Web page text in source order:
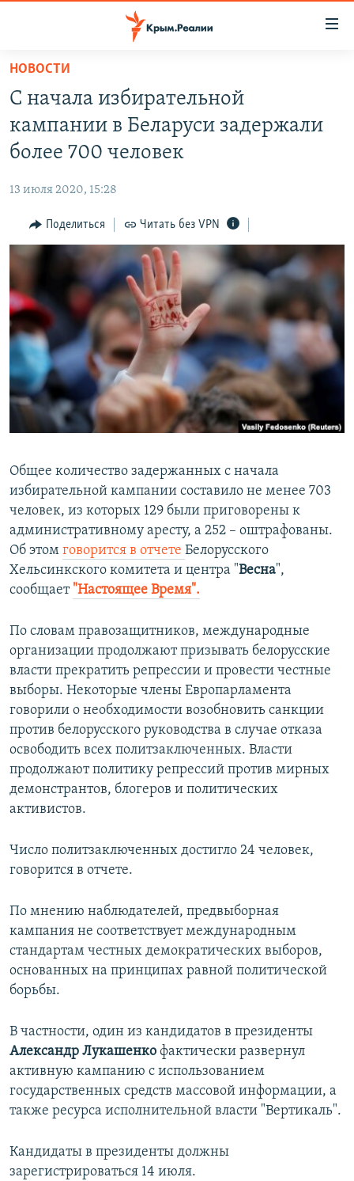
Вернуться
основному
содержанию
Вернутся
главной
Вернутся
поиску
11 ЛЕТ ОККУПАЦИИ КРЫМА. 11 ИСТОРИЙ СОПРОТИВЛЕНИЯ
ВОДА
ЕЩЕ
ИНТЕРАКТИВ
ИНФОГРАФИКА
ТЕЛЕПРОЕКТ КРЫМ.РЕАЛИИ
СОВЕТЫ ПРАВОЗАЩИТНИКОВ
ПРОПАВШИЕ БЕЗ ВЕСТИ
ПОБЕДИТЕЛЕЙ НЕ СУДЯТ?
КРЫМ.НЕПОКОРЕННЫЙ
ELIFBE
РАДІО СВОБОДА
КАК ОБОЙТИ БЛОКИРОВКУ
Українською
Qırımtatar
ПРИСОЕДИНЯЙТЕСЬ!
Все сайты RFE/RL
НОВОСТИ
С начала избирательной
кампании в Беларуси задержали
более 700 человек
13 июля 2020, 15:28
Поделиться Читать без VPN
Общее количество задержанных с начала
избирательной кампании составило не менее 703
человек, из которых 129 были приговорены к
административному аресту, а 252 – оштрафованы.​
Об этом говорится в отчете Белорусского
Хельсинкского комитета и центра "Весна",
сообщает "Настоящее Время".
По словам правозащитников, международные
организации продолжают призывать белорусские
власти прекратить репрессии и провести честные
выборы. Некоторые члены Европарламента
говорили о необходимости возобновить санкции
против белорусского руководства в случае отказа
освободить всех политзаключенных. Власти
продолжают политику репрессий против мирных
демонстрантов, блогеров и политических
активистов.
Число политзаключенных достигло 24 человек,
говорится в отчете.
По мнению наблюдателей, предвыборная
кампания не соответствует международным
стандартам честных демократических выборов,
основанных на принципах равной политической
борьбы.​
В частности, один из кандидатов в президенты
Александр Лукашенко фактически развернул
активную кампанию с использованием
государственных средств массовой информации, а
также ресурса исполнительной власти "Вертикаль".
Кандидаты в президенты должны
зарегистрироваться 14 июля.